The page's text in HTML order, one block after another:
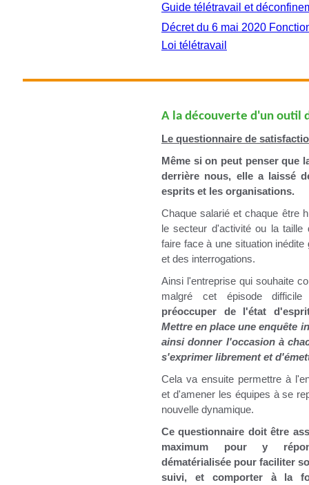
Guide télétravail et
Décret du 6 mai 2020
Loi télétravail
A la découverte d'un outil
Le questionnaire de
Même si on peut penser que
derrière nous, elle a laissé
esprits et les organisations.
Chaque salarié et chaque être
le secteur d'activité ou la taille
faire face à une situation inédite
et des interrogations.
Ainsi l'entreprise qui souhaite
malgré cet épisode
préoccuper de l'état
Mettre en place une enquête
ainsi donner l'occasion à
s'exprimer librement et
Cela va ensuite permettre à
et d'amener les équipes à se
nouvelle dynamique.
Ce questionnaire doit être
maximum pour y
dématérialisée pour faciliter
suivi, et comporter à la